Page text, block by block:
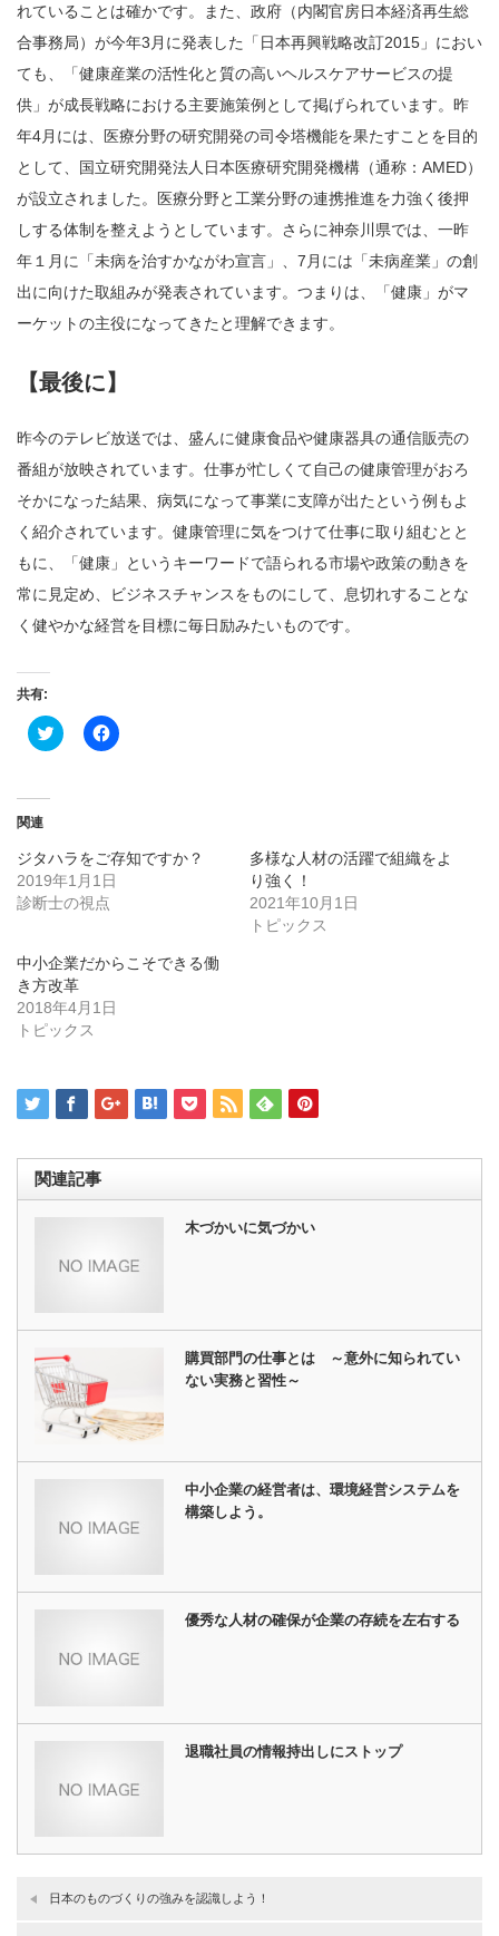
れていることは確かです。また、政府（内閣官房日本経済再生総
合事務局）が今年3月に発表した「日本再興戦略改訂2015」におい
ても、「健康産業の活性化と質の高いヘルスケアサービスの提
供」が成長戦略における主要施策例として掲げられています。昨
年4月には、医療分野の研究開発の司令塔機能を果たすことを目的
として、国立研究開発法人日本医療研究開発機構（通称：AMED）
が設立されました。医療分野と工業分野の連携推進を力強く後押
しする体制を整えようとしています。さらに神奈川県では、一昨
年１月に「未病を治すかながわ宣言」、7月には「未病産業」の創
出に向けた取組みが発表されています。つまりは、「健康」がマ
ーケットの主役になってきたと理解できます。
【最後に】
昨今のテレビ放送では、盛んに健康食品や健康器具の通信販売の
番組が放映されています。仕事が忙しくて自己の健康管理がおろ
そかになった結果、病気になって事業に支障が出たという例もよ
く紹介されています。健康管理に気をつけて仕事に取り組むとと
もに、「健康」というキーワードで語られる市場や政策の動きを
常に見定め、ビジネスチャンスをものにして、息切れすることな
く健やかな経営を目標に毎日励みたいものです。
共有:
ク
リ
有
(新
し
い
ド
ウ
で
開
き
ま
Facebook
で
ク
リ
ッ
ク
さ
い
し
い
ウ
で
開
す)
関連
ジタハラをご存知ですか？
2019年1月1日
診断士の視点
多様な人材の活躍で組織をよ
り強く！
2021年10月1日
トピックス
中小企業だからこそできる働
き方改革
2018年4月1日
トピックス
関連記事
木づかいに気づかい
購買部門の仕事とは ～意外に知られてい
ない実務と習性～
中小企業の経営者は、環境経営システムを
構築しよう。
優秀な人材の確保が企業の存続を左右する
退職社員の情報持出しにストップ
日本のものづくりの強みを認識しよう！